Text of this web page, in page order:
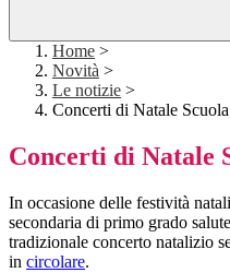
Home >
Novità >
Le notizie >
Concerti di Natale
Concerti di Natale
In occasione delle festività
secondaria di primo grado
tradizionale concerto natalizio
in circolare.